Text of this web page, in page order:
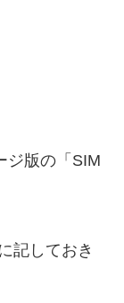
ジ版の「SIM
記しておき